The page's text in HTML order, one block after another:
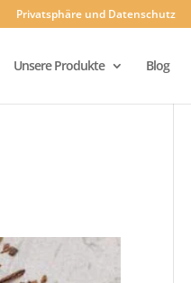
Privatsphäre und Datenschutz
Unsere Produkte Blog